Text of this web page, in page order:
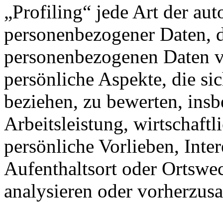
„Profiling“ jede Art der
personenbezogener Daten,
personenbezogenen Daten
persönliche Aspekte, die
beziehen, zu bewerten,
Arbeitsleistung,
persönliche Vorlieben,
Aufenthaltsort oder
analysieren oder